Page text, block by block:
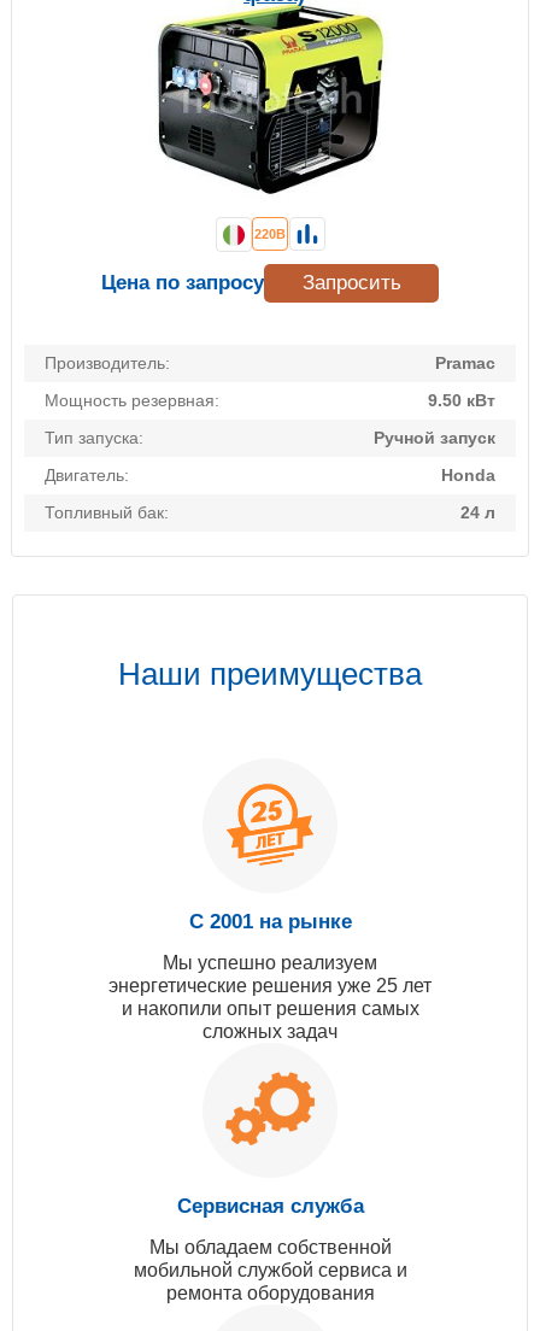
Производитель:
Pramac
Мощность резервная:
9.50 кВт
Тип запуска:
Ручной запуск
Двигатель:
Honda
Топливный бак:
24 л
220В
Цена по запросу Запросить
Наши преимущества
С 2001 на рынке
Мы успешно реализуем
энергетические решения уже 25 лет
и накопили опыт решения самых
сложных задач
Сервисная служба
Мы обладаем собственной
мобильной службой сервиса и
ремонта оборудования